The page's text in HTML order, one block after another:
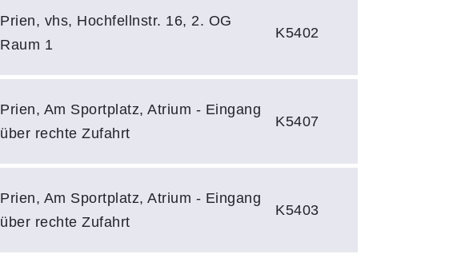
Prien, vhs, Hochfellnstr. 16, 2. OG
Raum 1
K5402
Prien, Am Sportplatz, Atrium - Eingang
über rechte Zufahrt
K5407
Prien, Am Sportplatz, Atrium - Eingang
über rechte Zufahrt
K5403